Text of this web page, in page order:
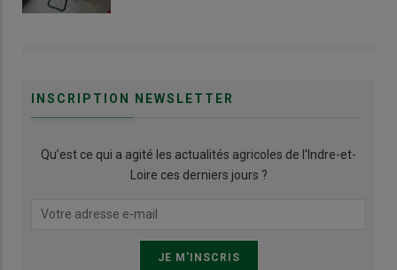
INSCRIPTION NEWSLETTER
Qu’est ce qui a agité les actualités agricoles de l'Indre-et-
Loire ces derniers jours ?